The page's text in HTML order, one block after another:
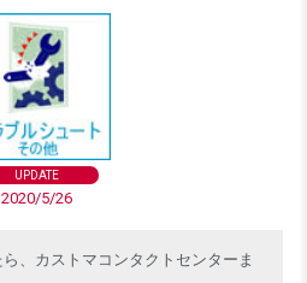
UPDATE
2020/5/26
、カストマコンタクトセンターま